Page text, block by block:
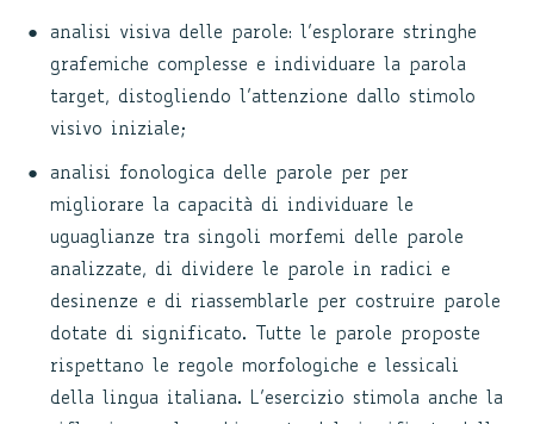
analisi visiva delle parole: l’esplorare stringhe
grafemiche complesse e individuare la parola
target, distogliendo l’attenzione dallo stimolo
visivo iniziale;
analisi fonologica delle parole per per
migliorare la capacità di individuare le
uguaglianze tra singoli morfemi delle parole
analizzate, di dividere le parole in radici e
desinenze e di riassemblarle per costruire parole
dotate di significato. Tutte le parole proposte
rispettano le regole morfologiche e lessicali
della lingua italiana. L’esercizio stimola anche la